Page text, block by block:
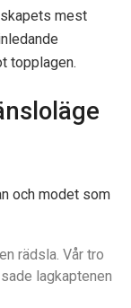
mest
topplagen.
och modet som
rädsla. Vår tro
lagkaptenen